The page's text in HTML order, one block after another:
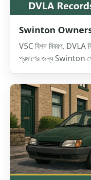
Swinton Owners
V5C বিশদ বিবরণ, DVLA
প্রমাণের জন্য Swinton